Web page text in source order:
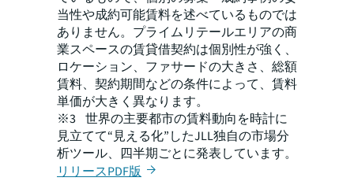
当性や成約可能賃料を述べているものでは
ありません。プライムリテールエリアの商
業スペースの賃貸借契約は個別性が強く、
ロケーション、ファサードの大きさ、総額
賃料、契約期間などの条件によって、賃料
単価が大きく異なります。
※3 世界の主要都市の賃料動向を時計に
見立てて“見える化”したJLL独自の市場分
析ツール、四半期ごとに発表しています。
リリースPDF版